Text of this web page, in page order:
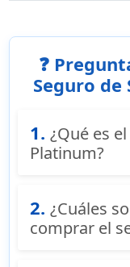
❓
Seguro
1.¿Qué es
Platinum?
médico de
y seguro de
2.¿Cuáles
comprar el